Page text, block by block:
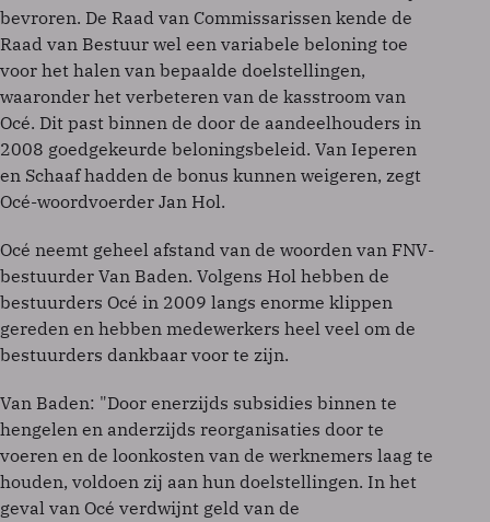
bevroren. De Raad van Commissarissen kende de
Raad van Bestuur wel een variabele beloning toe
voor het halen van bepaalde doelstellingen,
waaronder het verbeteren van de kasstroom van
Océ. Dit past binnen de door de aandeelhouders in
2008 goedgekeurde beloningsbeleid. Van Ieperen
en Schaaf hadden de bonus kunnen weigeren, zegt
Océ-woordvoerder Jan Hol.
Océ neemt geheel afstand van de woorden van FNV-
bestuurder Van Baden. Volgens Hol hebben de
bestuurders Océ in 2009 langs enorme klippen
gereden en hebben medewerkers heel veel om de
bestuurders dankbaar voor te zijn.
Van Baden: "Door enerzijds subsidies binnen te
hengelen en anderzijds reorganisaties door te
voeren en de loonkosten van de werknemers laag te
houden, voldoen zij aan hun doelstellingen. In het
geval van Océ verdwijnt geld van de